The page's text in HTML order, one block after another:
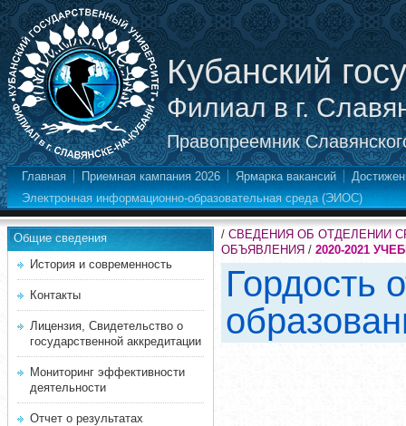
Кубанский
Филиал в г.
Правопреемник
Главная Приемная кампания 2026 Ярмарка вакансий
Электронная информационно-образовательная среда (ЭИОС)
Общие сведения
История и современность
Контакты
Лицензия, Свидетельство о
государственной аккредитации
Мониторинг эффективности
деятельности
Отчет о результатах
/ СВЕДЕНИЯ ОБ ОТДЕЛЕНИИ
ОБЪЯВЛЕНИЯ / 2020-2021
Гордость